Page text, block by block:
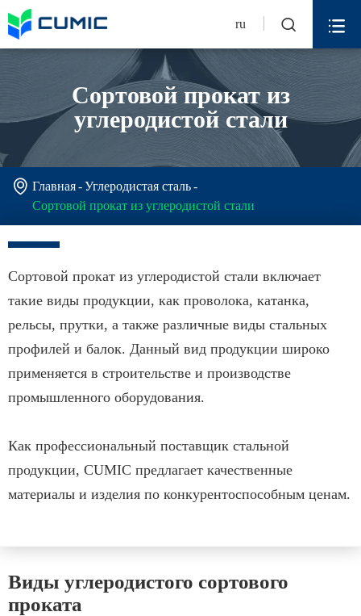
ru  
Сортовой прокат из
углеродистой стали
 Главная
Углеродистая сталь
Сортовой прокат из углеродистой стали
Сортовой прокат из углеродистой стали включает
такие виды продукции, как проволока, катанка,
рельсы, прутки, а также различные виды стальных
профилей и балок. Данный вид продукции широко
применяется в строительстве и производстве
промышленного оборудования.
Как профессиональный поставщик стальной
продукции, CUMIC предлагает качественные
материалы и изделия по конкурентоспособным ценам.
Виды углеродистого сортового
проката